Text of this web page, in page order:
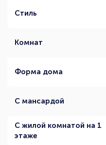
Стиль
Комнат
Форма дома
С мансардой
С жилой комнатой на 1
этаже